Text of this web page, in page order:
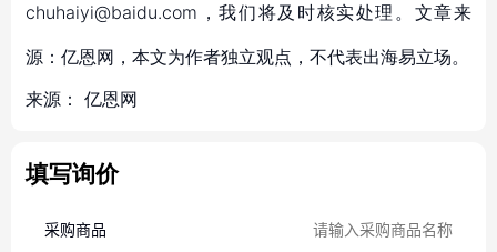
chuhaiyi@baidu.com，我们将及时核实处理。文章来
源：亿恩网，本文为作者独立观点，不代表出海易立场。
来源： 亿恩网
填写询价